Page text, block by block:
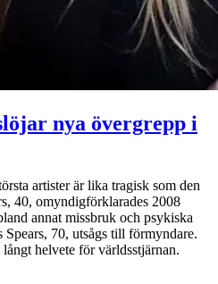
nya övergrepp i
artister är lika tragisk som den
40, omyndigförklarades 2008
annat missbruk och psykiska
Spears, 70, utsågs till förmyndare.
helvete för världsstjärnan.